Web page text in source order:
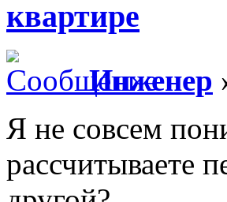
квартире
Инженер
Я не совсем
рассчитываете